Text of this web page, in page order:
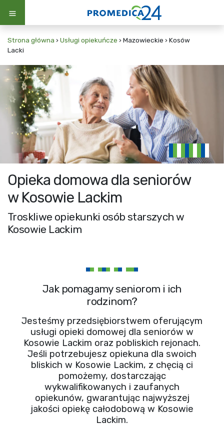
Strona główna › Usługi opiekuńcze › Mazowieckie › Kosów
Lacki
Opieka domowa dla seniorów
w Kosowie Lackim
Troskliwe opiekunki osób starszych w
Kosowie Lackim
Jak pomagamy seniorom i ich
rodzinom?
Jesteśmy przedsiębiorstwem oferującym
usługi opieki domowej dla seniorów w
Kosowie Lackim oraz pobliskich rejonach.
Jeśli potrzebujesz opiekuna dla swoich
bliskich w Kosowie Lackim, z chęcią ci
pomożemy, dostarczając
wykwalifikowanych i zaufanych
opiekunów, gwarantując najwyższej
jakości opiekę całodobową w Kosowie
Lackim.